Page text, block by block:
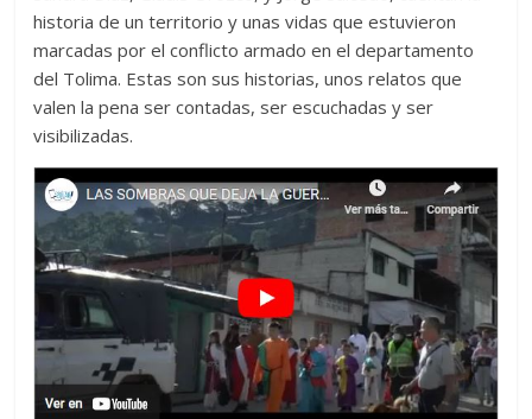
historia de un territorio y unas vidas que estuvieron
marcadas por el conflicto armado en el departamento
del Tolima. Estas son sus historias, unos relatos que
valen la pena ser contadas, ser escuchadas y ser
visibilizadas.